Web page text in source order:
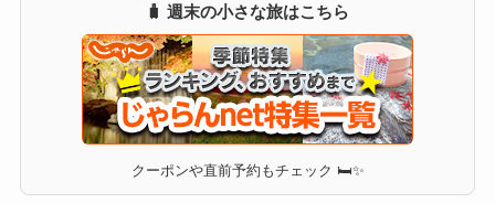
🧳 週末の小さな旅はこちら
クーポンや直前予約もチェック 🛏✨